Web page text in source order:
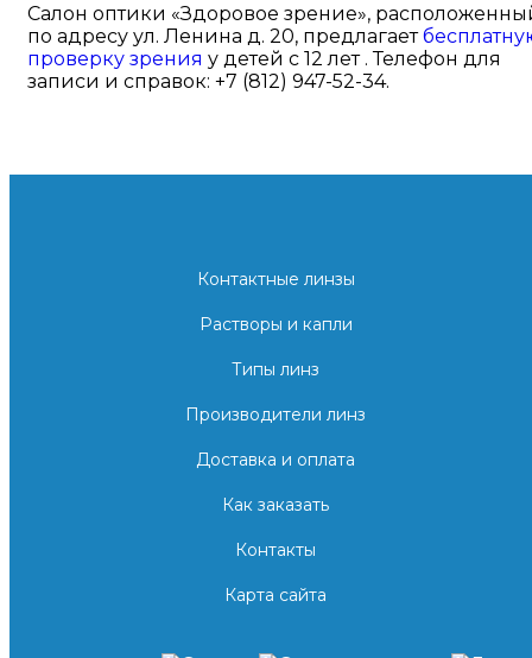
Салон оптики «Здоровое зрение»,
по адресу ул. Ленина д. 20, предлагает
проверку зрения у детей с 12 лет . Телефон для
записи и справок: +7 (812) 947-52-34.
Контактные линзы
Растворы и капли
Типы линз
Производители линз
Доставка и оплата
Как заказать
Контакты
Карта сайта